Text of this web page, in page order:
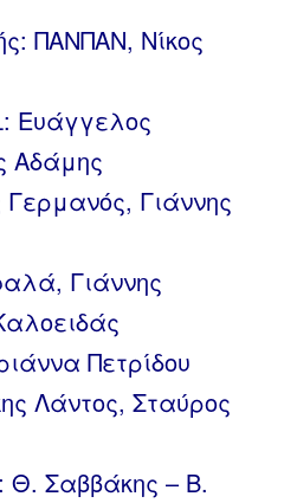
ΠΑΝΠΑΝ, Νίκος
Ευάγγελος
Αδάμης
Γιάννης
Γιάννης
Πετρίδου
Λάντος, Σταύρος
Θ. Σαββάκης – Β.